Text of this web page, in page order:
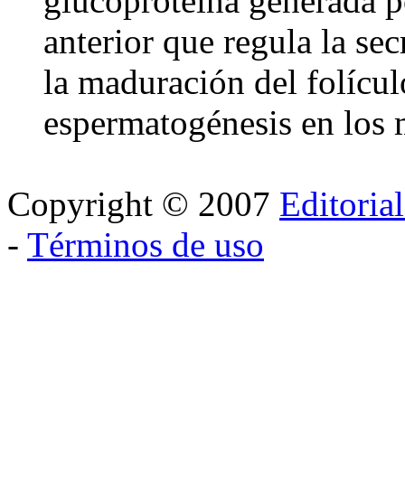
anterior que regula la
la maduración del
espermatogénesis en los
Copyright © 2007
- Términos de uso